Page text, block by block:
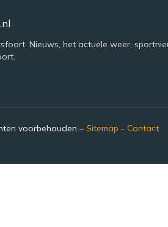
Nieuws, het actuele weer,
voorbehouden – Sitemap - Contact